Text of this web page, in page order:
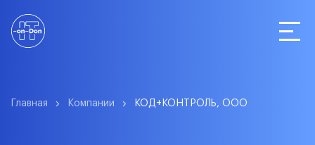
Статистика
Главная Компании КОД+КОНТРОЛЬ, ООО